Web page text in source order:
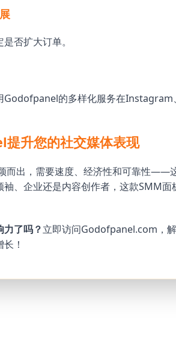
否扩大订单。
的多样化服务在Instagram
升您的社交媒体表现
而出，需要速度、经济性和可靠性——
、企业还是内容创作者，这款SMM面
了吗？立即访问Godofpanel.com ，
！